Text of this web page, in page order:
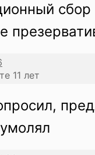
сбор
11 лет